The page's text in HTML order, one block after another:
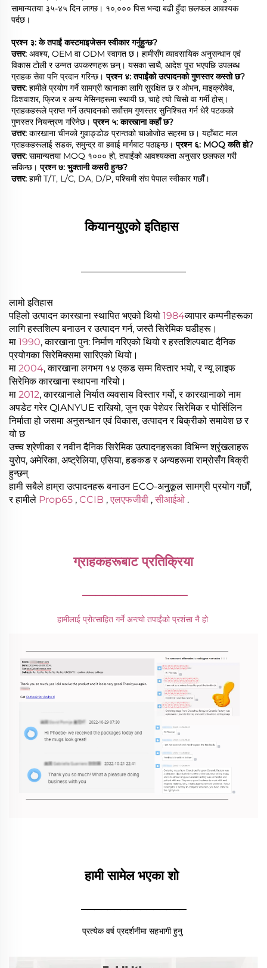
सामान्यतया ३५-४५ दिन लाग्छ। १०,००० पिस भन्दा बढी हुँदा छलफल आवश्यक
पर्दछ।
प्रश्न ३: के तपाईं कस्टमाइजेसन स्वीकार गर्नुहुन्छ?
उत्तर: अवश्य, OEM वा ODM स्वागत छ। हामीसँग व्यावसायिक अनुसन्धान एवं
विकास टोली र उन्नत उपकरणहरू छन्। यसका साथै, आदेश पूरा भएपछि उपलब्ध
ग्राहक सेवा पनि प्रदान गरिन्छ। प्रश्न ४: तपाईंको उत्पादनको गुणस्तर कस्तो छ?
उत्तर: हामीले प्रयोग गर्ने सामग्री खानाका लागि सुरक्षित छ र ओभन, माइक्रोवेव,
डिशवाशर, फ्रिज र अन्य मेसिनहरूमा स्थायी छ, चाहे त्यो चिसो वा गर्मी होस्।
ग्राहकहरूले प्राप्त गर्ने उत्पादनको सर्वोत्तम गुणस्तर सुनिश्चित गर्न धेरै पटकको
गुणस्तर नियन्त्रण गरिनेछ। प्रश्न ५: कारखाना कहाँ छ?
उत्तर: कारखाना चीनको गुवाङ्डोङ प्रान्तको चाओजोउ सहरमा छ। यहाँबाट माल
ग्राहकहरूलाई सडक, समुन्द्र वा हवाई मार्गबाट पठाइन्छ। प्रश्न ६: MOQ कति हो?
उत्तर: सामान्यतया MOQ १००० हो, तपाईंको आवश्यकता अनुसार छलफल गरी
सकिन्छ। प्रश्न ७: भुक्तानी कसरी हुन्छ?
उत्तर: हामी T/T, L/C, DA, D/P, पश्चिमी संघ पेपाल स्वीकार गर्छौं।
कियानयुएको इतिहास
लामो इतिहास
पहिलो उत्पादन कारखाना स्थापित भएको थियो 1984व्यापार कम्पनीहरूका
लागि हस्तशिल्प बनाउन र उत्पादन गर्न, जस्तै सिरेमिक घडीहरू।
मा 1990, कारखाना पुन: निर्माण गरिएको थियो र हस्तशिल्पबाट दैनिक
प्रयोगका सिरेमिक्समा सारिएको थियो।
मा 2004, कारखाना लगभग १४ एकड सम्म विस्तार भयो, र न्यू लाइफ
सिरेमिक कारखाना स्थापना गरियो।
मा 2012, कारखानाले निर्यात व्यवसाय विस्तार गर्यो, र कारखानाको नाम
अपडेट गरेर QIANYUE राखियो, जुन एक पेशेवर सिरेमिक र पोर्सिलिन
निर्माता हो जसमा अनुसन्धान एवं विकास, उत्पादन र बिक्रीको समावेश छ र
यो छ
उच्च श्रेणीका र नवीन दैनिक सिरेमिक उत्पादनहरूका विभिन्न श्रृंखलाहरू
युरोप, अमेरिका, अष्ट्रेलिया, एसिया, हङकङ र अन्यहरूमा राम्रोसँग बिक्री
हुन्छन्
हामी सबैले हाम्रा उत्पादनहरू बनाउन ECO-अनुकूल सामग्री प्रयोग गर्छौं,
र हामीले Prop65 , CCIB , एलएफजीबी , सीआईओ .
ग्राहकहरूबाट प्रतिक्रिया
________________
हामीलाई प्रोत्साहित गर्ने अन्त्यो तपाईंको प्रशंसा नै हो
हामी सामेल भएका शो
________________
प्रत्येक वर्ष प्रदर्शनीमा सहभागी हुनु